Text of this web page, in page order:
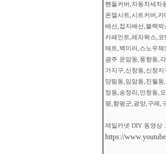
핸들커버,자동차세차
온열시트,시트커버,
배선,접지배선,블랙
카페인트,레자왁스,
매트,백미러,스노우
광주 운암동,풍향동,
가지구,신창동,신창
양림동,임암동,진월
정동,송정리,안청동,
평,함평군,광양,구례,
제일카넷 DIY 동영상
https://